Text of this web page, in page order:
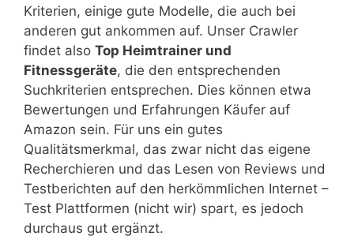
Kriterien, einige gute Modelle, die auch bei
anderen gut ankommen auf. Unser Crawler
findet also Top Heimtrainer und
Fitnessgeräte, die den entsprechenden
Suchkriterien entsprechen. Dies können etwa
Bewertungen und Erfahrungen Käufer auf
Amazon sein. Für uns ein gutes
Qualitätsmerkmal, das zwar nicht das eigene
Recherchieren und das Lesen von Reviews und
Testberichten auf den herkömmlichen Internet –
Test Plattformen (nicht wir) spart, es jedoch
durchaus gut ergänzt.